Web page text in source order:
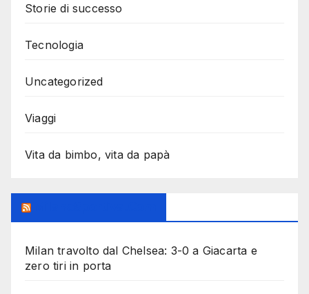
Storie di successo
Tecnologia
Uncategorized
Viaggi
Vita da bimbo, vita da papà
Milan travolto dal Chelsea: 3-0 a Giacarta e
zero tiri in porta